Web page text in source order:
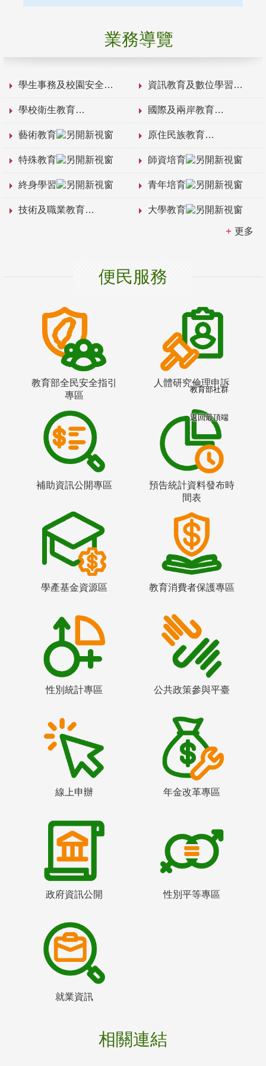
業務導覽
學生事務及校園安全 資訊教育及數位學習
學校衛生教育 國際及兩岸教育
藝術教育 原住民族教育
特殊教育 師資培育
終身學習 青年培育
技術及職業教育 大學教育
更多
便民服務
教育部全民安全指引
專區
人體研究倫理申訴
補助資訊公開專區
預告統計資料發布時
間表
學產基金資源區 教育消費者保護專區
性別統計專區 公共政策參與平臺
線上申辦 年金改革專區
政府資訊公開 性別平等專區
就業資訊
相關連結
教育部社群
返回最頂端